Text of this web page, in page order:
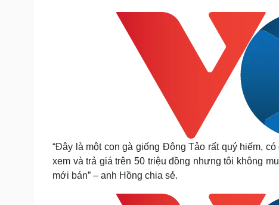
“Đây là một con gà giống Đông Tảo rất quý hiếm,
xem và trả giá trên 50 triệu đồng nhưng tôi không
mới bán” – anh Hồng chia sẻ.